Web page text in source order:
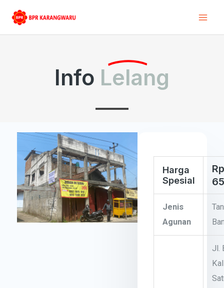
content
Info Lelang
Harga
Spesial
Jenis
Agunan
Jl.